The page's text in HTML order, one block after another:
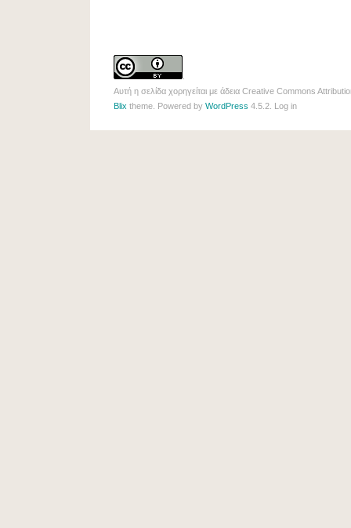
Αυτή η σελίδα χορηγείται με άδεια Creative Commons
Blix theme. Powered by WordPress 4.5.2. Log in